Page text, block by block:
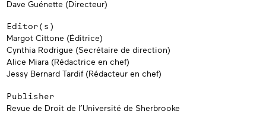
Dave Guénette (Directeur)
Editor(s)
Margot Cittone (Éditrice)
Cynthia Rodrigue (Secrétaire de direction)
Alice Miara (Rédactrice en chef)
Jessy Bernard Tardif (Rédacteur en chef)
Publisher
Revue de Droit de l’Université de Sherbrooke